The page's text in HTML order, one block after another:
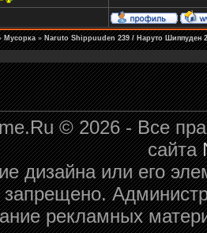
Мусорка » Naruto Shippuuden 239 / Наруто Шиппуден
© 2026 - Все
сайта
дизайна или его
запрещено.
рекламных